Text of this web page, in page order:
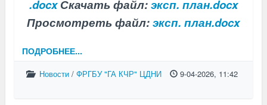
.docx Скачать файл:эксп. план.docx
Просмотреть файл:эксп. план.docx
ПОДРОБНЕЕ...
Новости/ ФРГБУ "ГА КЧР" ЦДНИ 9-04-2026, 11:42